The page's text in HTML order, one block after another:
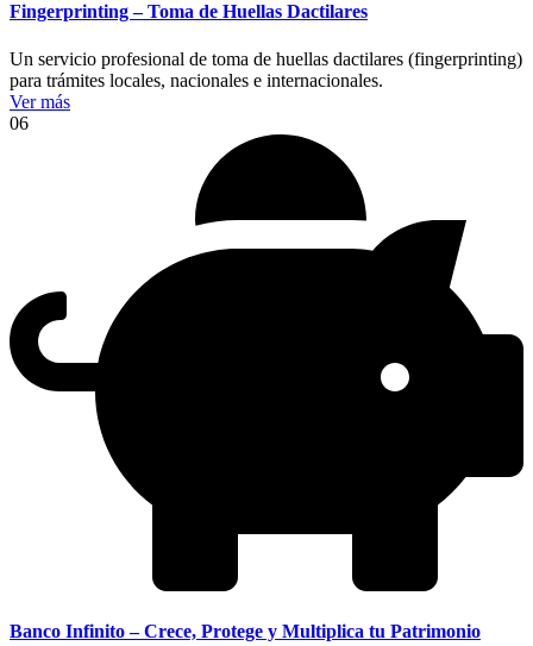
Fingerprinting – Toma de Huellas Dactilares
Un servicio profesional de toma de huellas dactilares (fingerprinting)
para trámites locales, nacionales e internacionales.
Ver más
06
Banco Infinito – Crece, Protege y Multiplica tu Patrimonio